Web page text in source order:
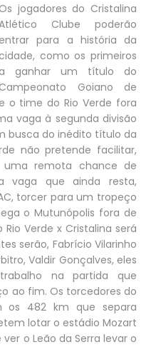
Os jogadores do Cristalina
Clube poderão
entrar para a história da
cidade, como os primeiros
a ganhar um título do
Campeonato Goiano de
o time do Rio Verde fora
vaga à segunda divisão
busca do inédito título da
não pretende facilitar,
remota chance de
vaga que ainda resta,
torcer para um tropeço
o Mutunópolis fora de
Verde x Cristalina será
serão, Fabrício Vilarinho
Valdir Gonçalves, eles
na partida que
ao fim. Os torcedores do
os 482 km que separa
lotar o estádio Mozart
o Leão da Serra levar o